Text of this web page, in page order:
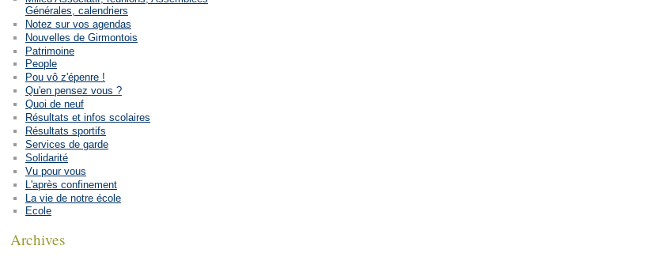
Générales, calendriers
Notez sur vos agendas
Nouvelles de Girmontois
Patrimoine
People
Pou vô z'épenre !
Qu'en pensez vous ?
Quoi de neuf
Résultats et infos scolaires
Résultats sportifs
Services de garde
Solidarité
Vu pour vous
L'après confinement
La vie de notre école
Ecole
Archives